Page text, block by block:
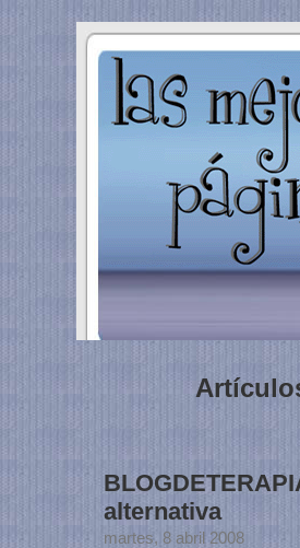
alternativa
martes, 8 abril 2008